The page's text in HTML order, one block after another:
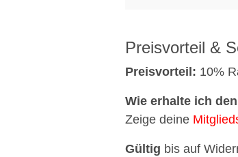
Preisvorteil &
Preisvorteil: 10%
Wie erhalte ich
Zeige deine
Gültig bis auf